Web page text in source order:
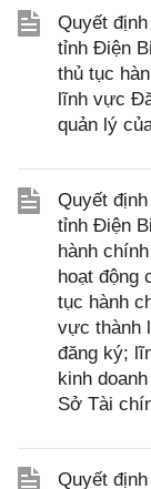
Quyết
tỉnh Điện
thủ tục
lĩnh vực
quản lý
Quyết
tỉnh Điện
hành
hoạt động
tục hành
vực thành
đăng ký;
kinh
Sở Tài
Quyết